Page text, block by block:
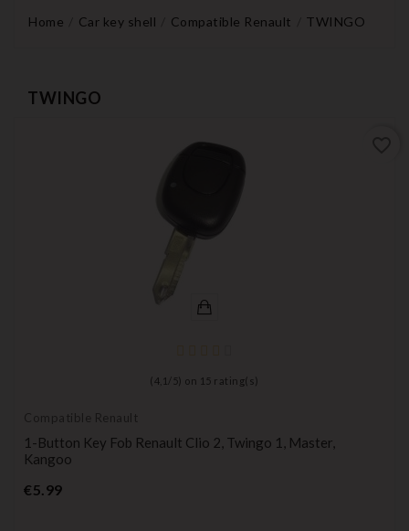
Home Car key shell Compatible Renault TWINGO
TWINGO
( 4,1 / 5) on 15 rating(s)
Compatible Renault
1-Button Key Fob Renault Clio 2, Twingo 1, Master,
Kangoo
€5.99Price